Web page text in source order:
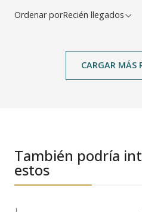
Ordenar porRecién llegados
CARGAR MÁS
También podría
estos